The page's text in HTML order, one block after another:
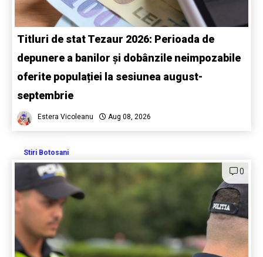
Titluri de stat Tezaur 2026: Perioada de
depunere a banilor și dobânzile neimpozabile
oferite populației la sesiunea august-
septembrie
Estera Vicoleanu Aug 08, 2026
Stiri Botosani
0